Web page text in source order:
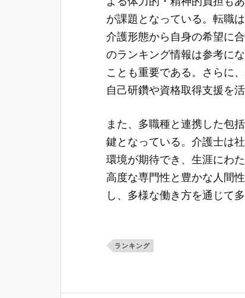
が課題となっている。転職
介護形態から自身の希望に
のランキング情報は参考に
ことも重要である。さらに
自己研鑽や資格取得支援を
また、多職種と連携した包
鍵となっている。介護士は
環境が期待でき、生涯にわ
高度な専門性と豊かな人間
し、多様な働き方を通じて
ランキング